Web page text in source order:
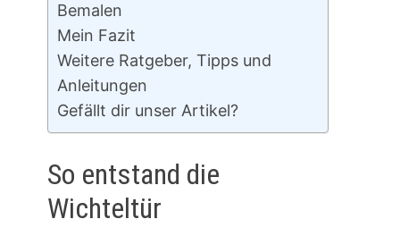
Bemalen
Mein Fazit
Weitere Ratgeber, Tipps und
Anleitungen
Gefällt dir unser Artikel?
So entstand die
Wichteltür